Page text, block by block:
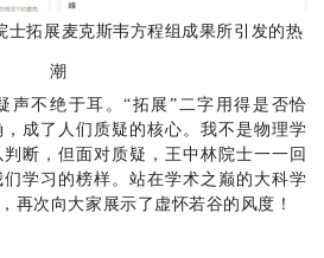
士拓展麦克斯韦方程组成果所引发的热
潮
声不绝于耳。“拓展”二字用得是否恰
成了人们质疑的核心。我不是物理学
断，但面对质疑，王中林院士一一回
学习的榜样。站在学术之巅的大科学
再次向大家展示了虚怀若谷的风度！